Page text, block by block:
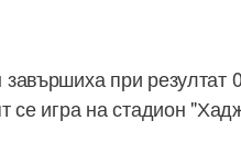
при резултат
се игра на стадион